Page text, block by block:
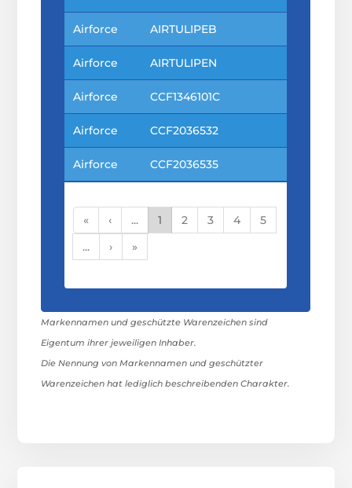
Airforce AIRTULIPEB
Airforce AIRTULIPEN
Airforce CCF1346101C
Airforce CCF2036532
Airforce CCF2036535
« ‹ ... 1 2 3 4
5
...
› »
Markennamen und geschützte Warenzeichen sind
Eigentum ihrer jeweiligen Inhaber.
Die Nennung von Markennamen und geschützter
Warenzeichen hat lediglich beschreibenden Charakter.